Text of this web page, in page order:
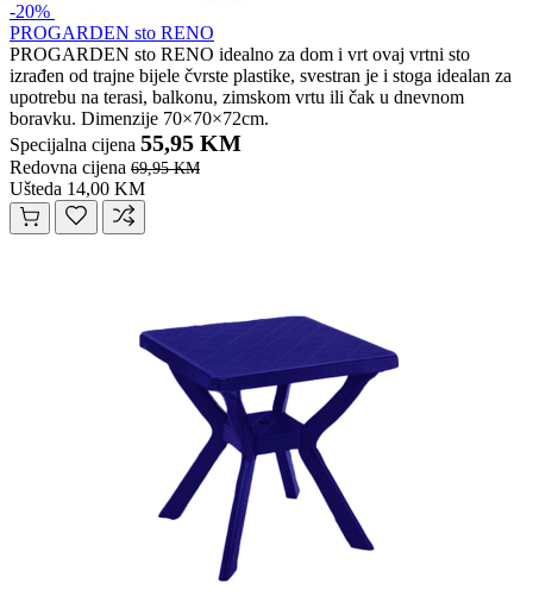
-20%
PROGARDEN sto RENO
PROGARDEN sto RENO idealno za dom i vrt ovaj vrtni sto
izrađen od trajne bijele čvrste plastike, svestran je i stoga idealan za
upotrebu na terasi, balkonu, zimskom vrtu ili čak u dnevnom
boravku. Dimenzije 70×70×72cm.
Specijalna cijena 55,95 KM
Redovna cijena 69,95 KM
Ušteda 14,00 KM